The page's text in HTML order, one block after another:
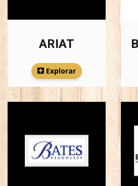
ARIAT
Explorar